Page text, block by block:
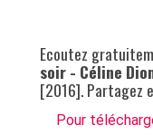
Ecoutez
soir - Céline
[2016]. Partagez
Pour